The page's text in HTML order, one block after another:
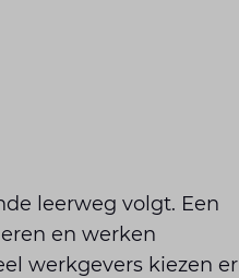
leerweg volgt. Een
en werken
werkgevers kiezen er